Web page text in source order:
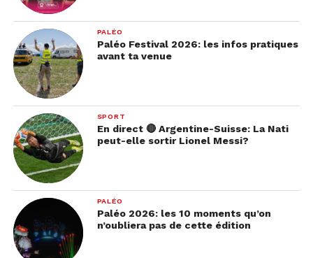
PALÉO
Paléo Festival 2026: les infos pratiques
avant ta venue
SPORT
En direct 🔴 Argentine-Suisse: La Nati
peut-elle sortir Lionel Messi?
PALÉO
Paléo 2026: les 10 moments qu’on
n’oubliera pas de cette édition